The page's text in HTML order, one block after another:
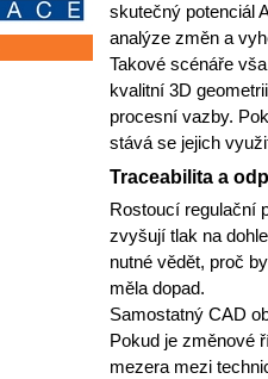
skutečný potenciál
analýze změn a
Takové scénáře
kvalitní 3D
procesní vazby.
stává se jejich
Traceabilita a
Rostoucí regulační
zvyšují tlak na
nutné vědět, proč
měla dopad.
Samostatný CAD
Pokud je změnové
mezera mezi